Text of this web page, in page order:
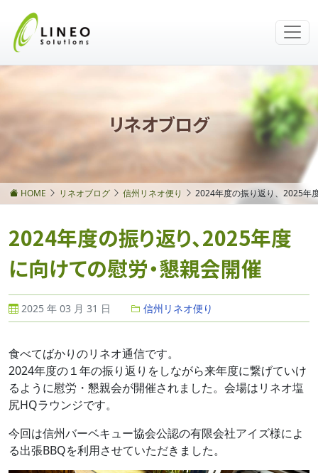
リネオブログ
HOME リネオブログ 信州リネオ便り 2024年度の振り返り、2025年
2024年度の振り返り、2025年度
に向けての慰労・懇親会開催
2025 年 03 月 31 日 信州リネオ便り
食べてばかりのリネオ通信です。
2024年度の１年の振り返りをしながら来年度に繋げていけ
るように慰労・懇親会が開催されました。会場はリネオ塩
尻HQラウンジです。
今回は信州バーベキュー協会公認の有限会社アイズ様によ
る出張BBQを利用させていただきました。